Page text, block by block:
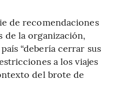
de recomendaciones
de la organización,
“debería cerrar sus
a los viajes
del brote de